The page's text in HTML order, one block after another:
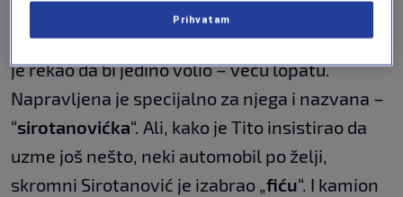
Navodno da mu je Josip Broz Tito ponudio da
sam izabere nagradu za uspjeh, a Sirotanović
je rekao da bi jedino volio – veću lopatu.
Napravljena je specijalno za njega i nazvana –
“sirotanovićka“. Ali, kako je Tito insistirao da
uzme još nešto, neki automobil po želji,
skromni Sirotanović je izabrao „fiću“. I kamion
Prihvatam